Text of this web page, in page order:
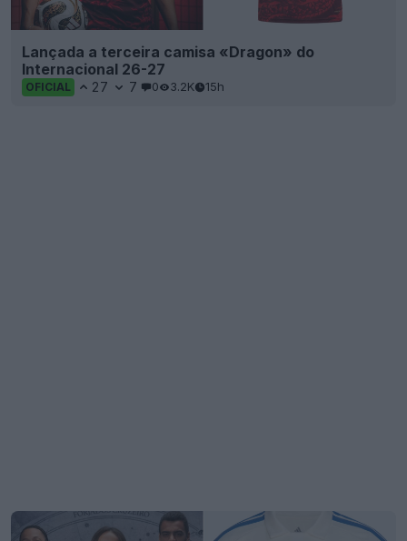
Lançada a terceira camisa «Dragon» do
Internacional 26-27
OFICIAL 27 7 0 3.2K 15h